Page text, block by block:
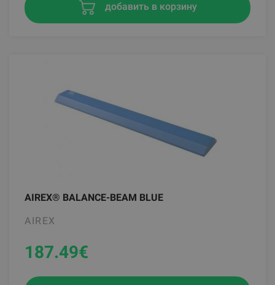
добавить в корзину
AIREX® BALANCE-BEAM BLUE
AIREX
187.49€